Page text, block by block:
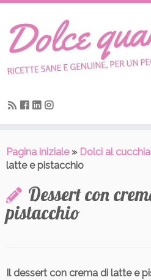
Skip
content
Pagina iniziale » Dolci al
latte e pistacchio
Dessert con
pistacchio
Il dessert con crema di latte e